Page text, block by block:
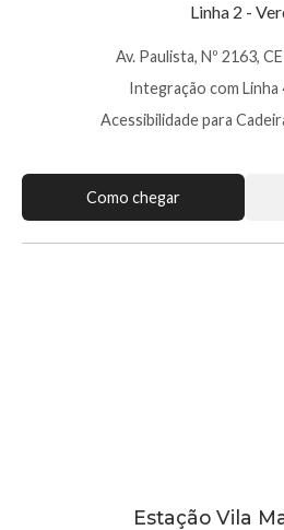
Linha 2 -
Av. Paulista, Nº 2163,
Integração com Linha
Acessibilidade para
Como chegar
Estação Vila